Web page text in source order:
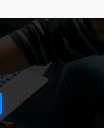
习惯：捐赠者需
且未使用可能
入物。 学历与
历有一定要求，
择受过高等教
件。 心理状态